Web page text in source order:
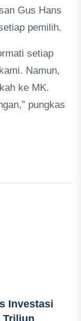
Gus Hans
pemilih.
setiap
Namun,
ke MK.
pungkas
Investasi